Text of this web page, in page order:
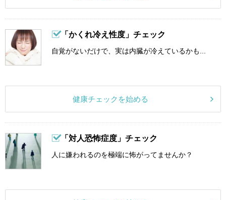
「かくれ冷え性度」チェック
自覚がないだけで、実は内臓が冷えているかも...
健康チェックを始める
「対人恐怖症度」チェック
人に嫌われるのを極端に怖がってませんか？